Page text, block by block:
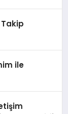
Takip
ile